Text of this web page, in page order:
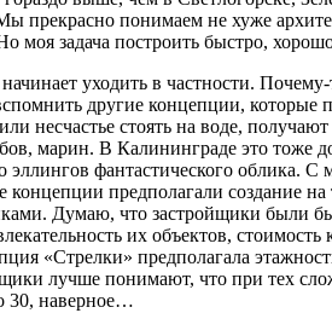
прекрасно понимаем не хуже
моя задача построить быстро,
уходить в частности.
другие концепции,
несчастье стоять на воде,
марин. В Калининграде это тоже
фантастического облика.
концепции предполагали создание
Думаю, что застройщики были
их объектов,
«Стрелки» предполагала
лучше понимают, что при тех
30, наверное…